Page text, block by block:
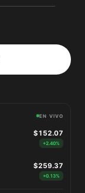
EN VIVO
$152.07
+2.40%
$259.37
+0.13%